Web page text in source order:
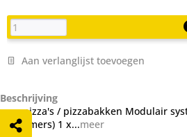
Aan verlanglijst toevoegen
Beschrijving
voor pizza's / pizzabakken Modulair
bakkamers) 1 x...meer